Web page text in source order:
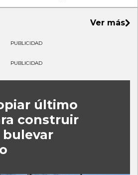
Ver más
PUBLICIDAD
PUBLICIDAD
último
construir